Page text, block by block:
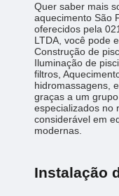
Quer saber mais
aquecimento São
oferecidos pela
LTDA, você pode
Construção de
Iluminação de
filtros,
hidromassagens,
graças a um
especializados no
considerável em
modernas.
Instalação